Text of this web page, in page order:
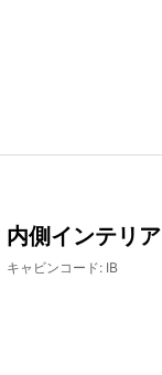
内側インテリア
キャビンコード: IB